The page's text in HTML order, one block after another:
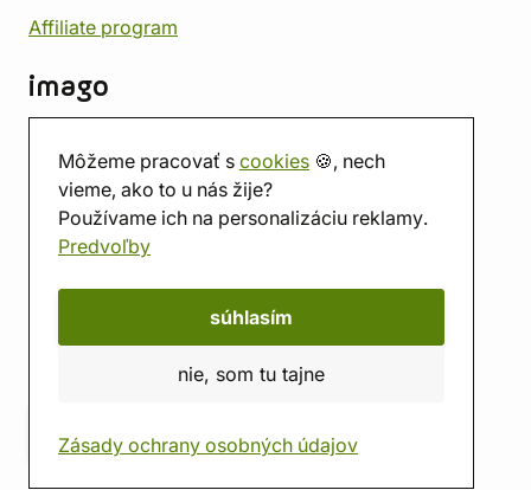
Môžeme pracovať s cookies 🍪, nech
vieme, ako to u nás žije?
Používame ich na personalizáciu reklamy.
Predvoľby
súhlasím
nie, som tu tajne
Zásady ochrany osobných údajov
Affiliate program
imago
Predajňa
Herňa
O nás
Hodnotenie obchodu